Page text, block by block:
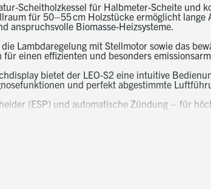
für Halbmeter‑Scheite und
für 50–55 cm Holzstücke ermöglicht
anspruchsvolle Biomasse-Heizsysteme.
Lambdaregelung mit Stellmotor sowie das
für einen effizienten und besonders
bietet der LEO‑S2 eine intuitive
und perfekt abgestimmte
(ESP) und automatische Zündung – für